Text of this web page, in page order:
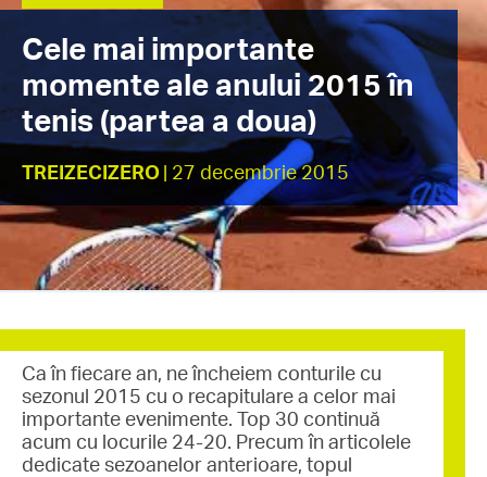
Cele mai importante
momente ale anului 2015 în
tenis (partea a doua)
TREIZECIZERO| 27 decembrie 2015
Ca în fiecare an, ne încheiem conturile cu
sezonul 2015 cu o recapitulare a celor mai
importante evenimente. Top 30 continuă
acum cu locurile 24-20. Precum în articolele
dedicate sezoanelor anterioare, topul